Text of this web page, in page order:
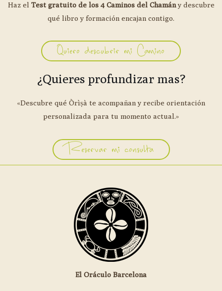
Haz el Test gratuito de los 4 Caminos del Chamány descubre
qué libro y formación encajan contigo.
Quiero descubrir mi Camino
¿Quieres profundizar mas?
«Descubre qué Òrìṣà te acompañan y recibe orientación
personalizada para tu momento actual.»
Reservar mi consulta
El Oráculo Barcelona